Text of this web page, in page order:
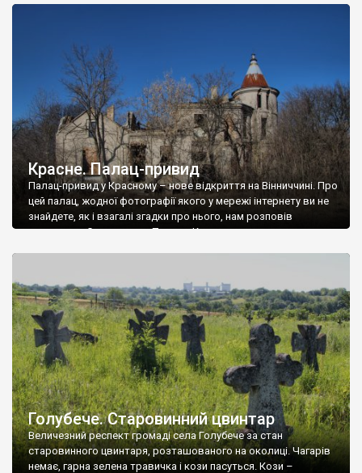
Красне. Палац-привид
Палац-привид у Красному – нове відкриття на Вінниччині. Про
цей палац, жодної фотографії якого у мережі інтернету ви не
знайдете, як і взагалі згадки про нього, нам розповів
мешканець Самгородка. Палац у Красному вразив не лише
Голубече. Старовинний цвинтар
Величезний респект громаді села Голубече за стан
старовинного цвинтаря, розташованого на околиці. Чагарів
немає, гарна зелена травичка і кози пасуться. Кози –